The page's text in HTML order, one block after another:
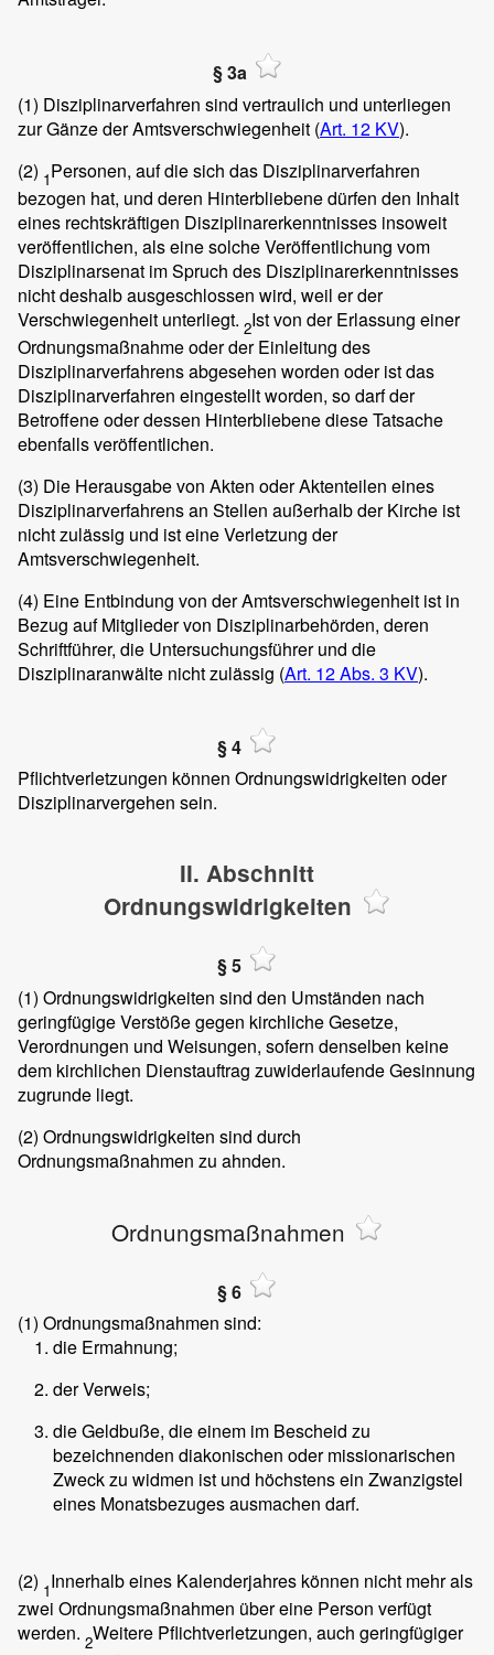
§ 3a
(1) Disziplinarverfahren sind vertraulich und unterliegen
zur Gänze der Amtsverschwiegenheit (Art. 12 KV).
(2) 1Personen, auf die sich das Disziplinarverfahren
bezogen hat, und deren Hinterbliebene dürfen den Inhalt
eines rechtskräftigen Disziplinarerkenntnisses insoweit
veröffentlichen, als eine solche Veröffentlichung vom
Disziplinarsenat im Spruch des Disziplinarerkenntnisses
nicht deshalb ausgeschlossen wird, weil er der
Verschwiegenheit unterliegt. 2Ist von der Erlassung einer
Ordnungsmaßnahme oder der Einleitung des
Disziplinarverfahrens abgesehen worden oder ist das
Disziplinarverfahren eingestellt worden, so darf der
Betroffene oder dessen Hinterbliebene diese Tatsache
ebenfalls veröffentlichen.
(3) Die Herausgabe von Akten oder Aktenteilen eines
Disziplinarverfahrens an Stellen außerhalb der Kirche ist
nicht zulässig und ist eine Verletzung der
Amtsverschwiegenheit.
(4) Eine Entbindung von der Amtsverschwiegenheit ist in
Bezug auf Mitglieder von Disziplinarbehörden, deren
Schriftführer, die Untersuchungsführer und die
Disziplinaranwälte nicht zulässig (Art. 12 Abs. 3 KV).
§ 4
Pflichtverletzungen können Ordnungswidrigkeiten oder
Disziplinarvergehen sein.
II. Abschnitt
Ordnungswidrigkeiten
§ 5
(1) Ordnungswidrigkeiten sind den Umständen nach
geringfügige Verstöße gegen kirchliche Gesetze,
Verordnungen und Weisungen, sofern denselben keine
dem kirchlichen Dienstauftrag zuwiderlaufende Gesinnung
zugrunde liegt.
(2) Ordnungswidrigkeiten sind durch
Ordnungsmaßnahmen zu ahnden.
Ordnungsmaßnahmen
§ 6
(1) Ordnungsmaßnahmen sind:
die Ermahnung;
der Verweis;
die Geldbuße, die einem im Bescheid zu
bezeichnenden diakonischen oder missionarischen
Zweck zu widmen ist und höchstens ein Zwanzigstel
eines Monatsbezuges ausmachen darf.
(2) 1Innerhalb eines Kalenderjahres können nicht mehr als
zwei Ordnungsmaßnahmen über eine Person verfügt
werden. 2Weitere Pflichtverletzungen, auch geringfügiger